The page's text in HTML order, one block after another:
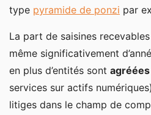
type pyramide de ponzi par
La part de saisines
même significativement
en plus d’entités sont agréées
services sur actifs
litiges dans le champ de